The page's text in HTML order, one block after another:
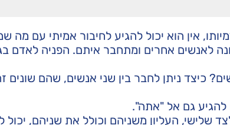
אין הוא יכול להגיע לחיבור אמיתי עם מה
אחרים ומתחבר איתם. הפניה לאדם
כיצד ניתן לחבר בין שני אנשים, שהם שונים
להגיע גם אל "אתה".
העליון משניהם וכולל את שניהם, יכול